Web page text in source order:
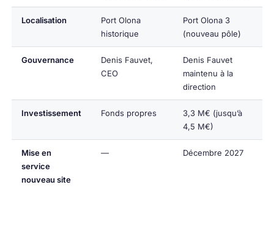
Localisation
Port Olona
historique
Port Olona 3
(nouveau pôle)
Gouvernance
Denis Fauvet,
CEO
Denis Fauvet
maintenu à la
direction
Investissement Fonds propres
3,3 M€ (jusqu’à
4,5 M€)
Mise en
service
nouveau site
— Décembre 2027